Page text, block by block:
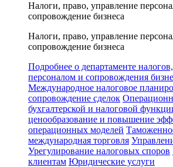
Налоги, право, управление
сопровождение бизнеса
Налоги, право, управление
сопровождение бизнеса
Подробнее о департаменте
персоналом и сопровождения
Международное налоговое
сопровождение сделок
бухгалтерской и налоговой
ценообразование и повышение
операционных моделей
международная торговля
Урегулирование налоговых споров
клиентам Юридические услуги